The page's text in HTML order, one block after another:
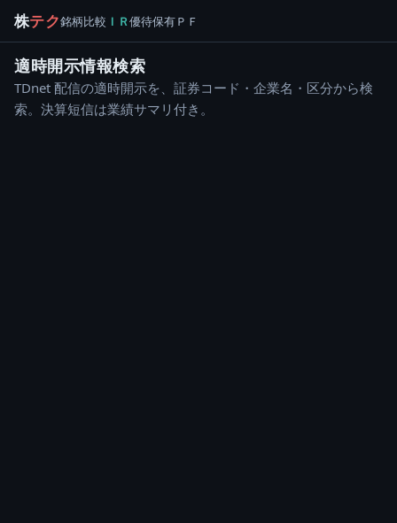
株テク銘柄比較 ＩＲ優待保有ＰＦ
適時開示情報検索
TDnet 配信の適時開示を、証券コード・企業名・区分から検
索。決算短信は業績サマリ付き。